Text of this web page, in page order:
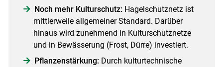
Noch mehr Kulturschutz: Hagelschutznetz ist
mittlerweile allgemeiner Standard. Darüber
hinaus wird zunehmend in Kulturschutznetze
und in Bewässerung (Frost, Dürre) investiert.
Pflanzenstärkung: Durch kulturtechnische